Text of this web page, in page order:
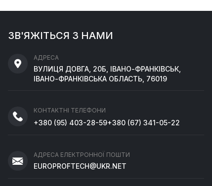
ЗВ'ЯЖІТЬСЯ З НАМИ
АДРЕСА
ВУЛИЦЯ ДОВГА, 20Б, ІВАНО-ФРАНКІВСЬК,
ІВАНО-ФРАНКІВСЬКА ОБЛАСТЬ, 76019
КОНТАКТНІ ТЕЛЕФОНИ
+380 (95) 403-28-59+380 (67) 341-05-22
АДРЕСА ЕЛЕКТРОННОЇ ПОШТИ
EUROPROFTECH@UKR.NET